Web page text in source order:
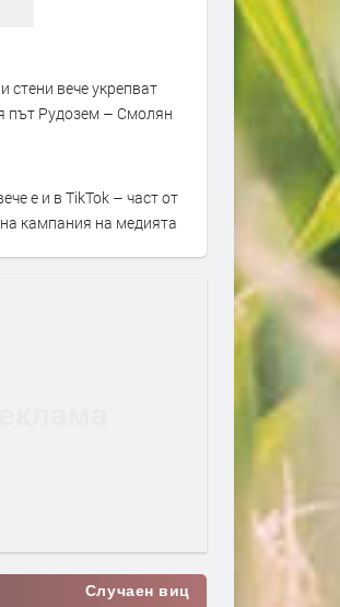
стени вече укрепват
път Рудозем – Смолян
е и в TikTok – част от
кампания на медията
Случаен виц